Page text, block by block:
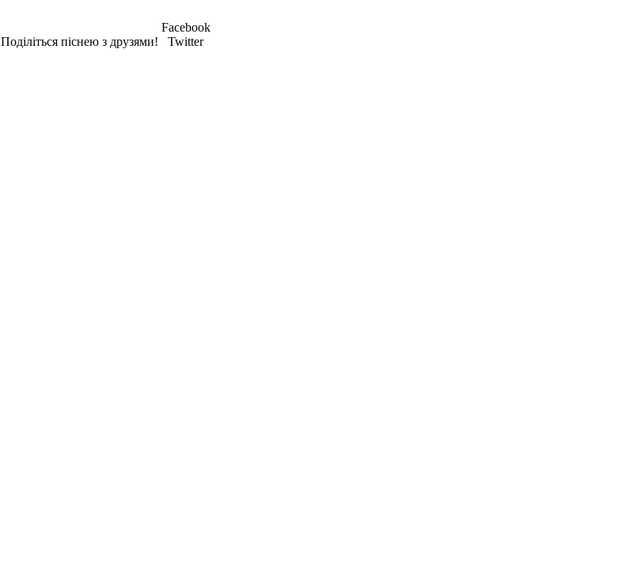
Поділіться піснею з друзями!
Facebook
Twitter